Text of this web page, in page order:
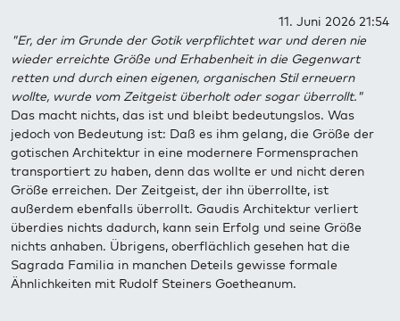
11. Juni 2026 21:54
"Er, der im Grunde der Gotik verpflichtet war und deren nie
wieder erreichte Größe und Erhabenheit in die Gegenwart
retten und durch einen eigenen, organischen Stil erneuern
wollte, wurde vom Zeitgeist überholt oder sogar überrollt."
Das macht nichts, das ist und bleibt bedeutungslos. Was
jedoch von Bedeutung ist: Daß es ihm gelang, die Größe der
gotischen Architektur in eine modernere Formensprachen
transportiert zu haben, denn das wollte er und nicht deren
Größe erreichen. Der Zeitgeist, der ihn überrollte, ist
außerdem ebenfalls überrollt. Gaudis Architektur verliert
überdies nichts dadurch, kann sein Erfolg und seine Größe
nichts anhaben. Übrigens, oberflächlich gesehen hat die
Sagrada Familia in manchen Deteils gewisse formale
Ähnlichkeiten mit Rudolf Steiners Goetheanum.